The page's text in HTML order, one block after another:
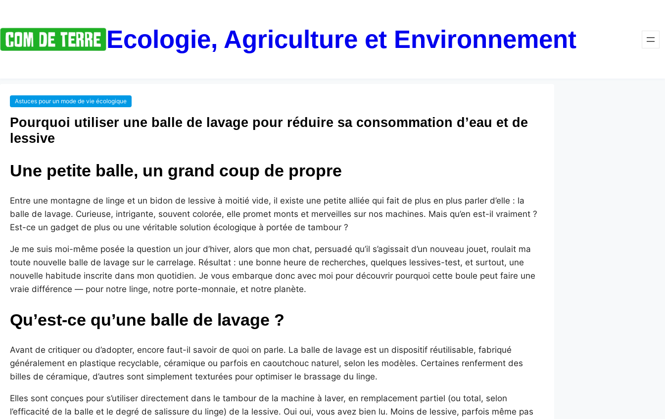
Ecologie, Agriculture et Environnement
Astuces pour un mode de vie écologique
Pourquoi utiliser une balle de lavage pour réduire sa consommation d’eau et de
lessive
Une petite balle, un grand coup de propre
Entre une montagne de linge et un bidon de lessive à moitié vide, il existe une petite alliée qui fait de plus en plus parler d’elle : la
balle de lavage. Curieuse, intrigante, souvent colorée, elle promet monts et merveilles sur nos machines. Mais qu’en est-il vraiment ?
Est-ce un gadget de plus ou une véritable solution écologique à portée de tambour ?
Je me suis moi-même posée la question un jour d’hiver, alors que mon chat, persuadé qu’il s’agissait d’un nouveau jouet, roulait ma
toute nouvelle balle de lavage sur le carrelage. Résultat : une bonne heure de recherches, quelques lessives-test, et surtout, une
nouvelle habitude inscrite dans mon quotidien. Je vous embarque donc avec moi pour découvrir pourquoi cette boule peut faire une
vraie différence — pour notre linge, notre porte-monnaie, et notre planète.
Qu’est-ce qu’une balle de lavage ?
Avant de critiquer ou d’adopter, encore faut-il savoir de quoi on parle. La balle de lavage est un dispositif réutilisable, fabriqué
généralement en plastique recyclable, céramique ou parfois en caoutchouc naturel, selon les modèles. Certaines renferment des
billes de céramique, d’autres sont simplement texturées pour optimiser le brassage du linge.
Elles sont conçues pour s’utiliser directement dans le tambour de la machine à laver, en remplacement partiel (ou total, selon
l’efficacité de la balle et le degré de salissure du linge) de la lessive. Oui oui, vous avez bien lu. Moins de lessive, parfois même pas